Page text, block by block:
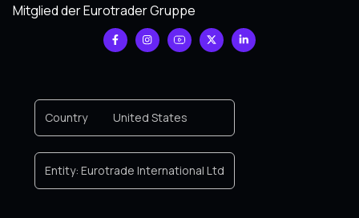
Mitglied der Eurotrader Gruppe
Country United States
Entity: Eurotrade International Ltd